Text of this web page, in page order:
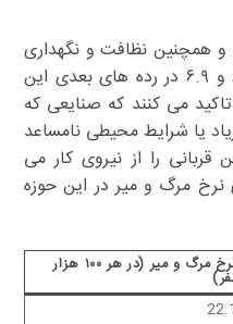
همچنین نظافت و نگهداری
ساختمان ها نیز با نرخ های ۸.۲ و ۶.۹ در رده های بعدی این
می کنند که صنایعی که
یا شرایط محیطی نامساعد
قربانی را از نیروی کار می
نرخ مرگ و میر در این حوزه
نرخ مرگ و میر (در هر ۱۰۰ هزار
22.1